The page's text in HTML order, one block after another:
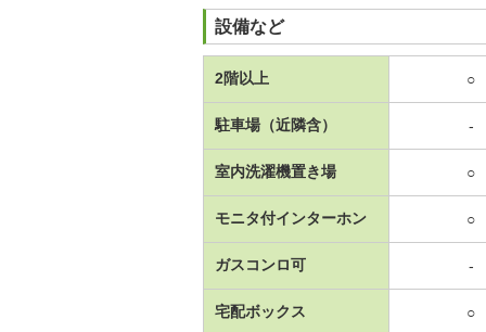
設備など
2階以上 ○
駐車場（近隣含） -
室内洗濯機置き場 ○
モニタ付インターホン ○
ガスコンロ可 -
宅配ボックス ○